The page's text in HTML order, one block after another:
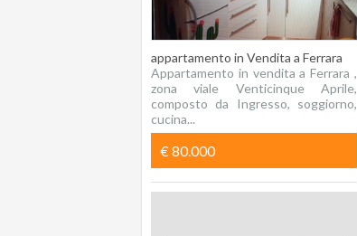
appartamento in Vendita a Ferrara
Appartamento in vendita a Ferrara ,
zona viale Venticinque Aprile,
composto da Ingresso, soggiorno,
cucina...
€ 80.000